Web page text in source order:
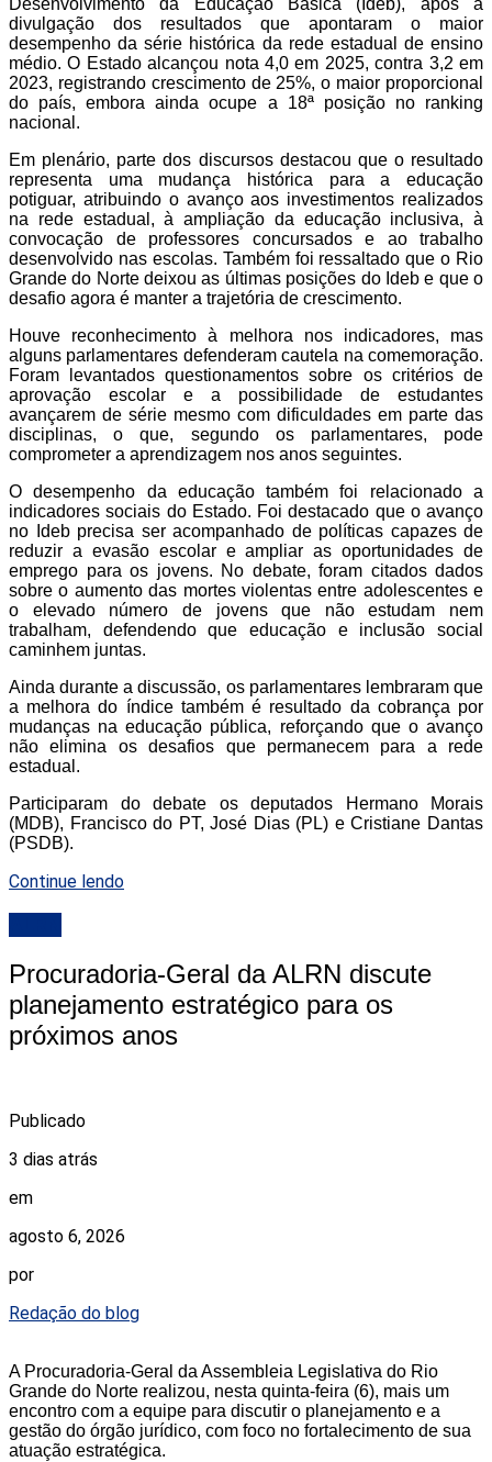
divulgação dos resultados que apontaram o maior
desempenho da série histórica da rede estadual de ensino
médio. O Estado alcançou nota 4,0 em 2025, contra 3,2 em
2023, registrando crescimento de 25%, o maior proporcional
do país, embora ainda ocupe a 18ª posição no ranking
nacional.
Em plenário, parte dos discursos destacou que o resultado
representa uma mudança histórica para a educação
potiguar, atribuindo o avanço aos investimentos realizados
na rede estadual, à ampliação da educação inclusiva, à
convocação de professores concursados e ao trabalho
desenvolvido nas escolas. Também foi ressaltado que o Rio
Grande do Norte deixou as últimas posições do Ideb e que o
desafio agora é manter a trajetória de crescimento.
Houve reconhecimento à melhora nos indicadores, mas
alguns parlamentares defenderam cautela na comemoração.
Foram levantados questionamentos sobre os critérios de
aprovação escolar e a possibilidade de estudantes
avançarem de série mesmo com dificuldades em parte das
disciplinas, o que, segundo os parlamentares, pode
comprometer a aprendizagem nos anos seguintes.
O desempenho da educação também foi relacionado a
indicadores sociais do Estado. Foi destacado que o avanço
no Ideb precisa ser acompanhado de políticas capazes de
reduzir a evasão escolar e ampliar as oportunidades de
emprego para os jovens. No debate, foram citados dados
sobre o aumento das mortes violentas entre adolescentes e
o elevado número de jovens que não estudam nem
trabalham, defendendo que educação e inclusão social
caminhem juntas.
Ainda durante a discussão, os parlamentares lembraram que
a melhora do índice também é resultado da cobrança por
mudanças na educação pública, reforçando que o avanço
não elimina os desafios que permanecem para a rede
estadual.
Participaram do debate os deputados Hermano Morais
(MDB), Francisco do PT, José Dias (PL) e Cristiane Dantas
(PSDB).
Continue lendo
Procuradoria-Geral da ALRN discute
planejamento estratégico para os
próximos anos
Publicado
3 dias atrás
em
agosto 6, 2026
por
Redação do blog
A Procuradoria-Geral da Assembleia Legislativa do Rio
Grande do Norte realizou, nesta quinta-feira (6), mais um
encontro com a equipe para discutir o planejamento e a
gestão do órgão jurídico, com foco no fortalecimento de sua
atuação estratégica.